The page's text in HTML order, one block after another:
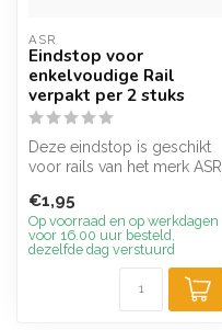
ASR
Eindstop voor
enkelvoudige Rail
verpakt per 2 stuks
Deze eindstop is geschikt
voor rails van het merk ASR,
€1,95
Op voorraad en op werkdagen
voor 16.00 uur besteld,
dezelfde dag verstuurd